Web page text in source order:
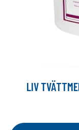
LIV